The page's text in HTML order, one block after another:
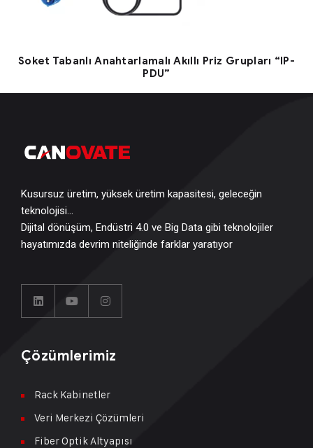
Soket Tabanlı Anahtarlamalı Akıllı Priz Grupları “IP-
PDU”
Kusursuz üretim, yüksek üretim kapasitesi, geleceğin
teknolojisi…
Dijital dönüşüm, Endüstri 4.0 ve Big Data gibi teknolojiler
hayatımızda devrim niteliğinde farklar yaratıyor
Çözümlerimiz
Rack Kabinetler
Veri Merkezi Çözümleri
Fiber Optik Altyapısı